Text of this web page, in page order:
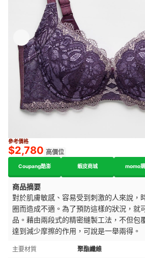
參考價格
$2,780 高價位
Coupang酷澎 蝦皮商城 momo
商品摘要
對於肌膚敏感、容易受到刺激的人來說，
圈而造成不適。為了預防這樣的狀況，就
品。藉由兩段式的精密縫製工法，不但包
達到減少摩擦的作用，可說是一舉兩得。
主要材質 聚酯纖維